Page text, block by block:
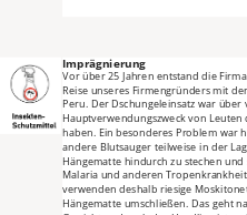
Imprägnierung
Vor über 25 Jahren entstand die
Reise unseres Firmengründers mit
Peru. Der Dschungeleinsatz war über
Hauptverwendungszweck von
haben. Ein besonderes Problem war
andere Blutsauger teilweise in der
Hängematte hindurch zu stechen
Malaria und anderen
verwenden deshalb riesige
Hängematte umschließen. Das geht